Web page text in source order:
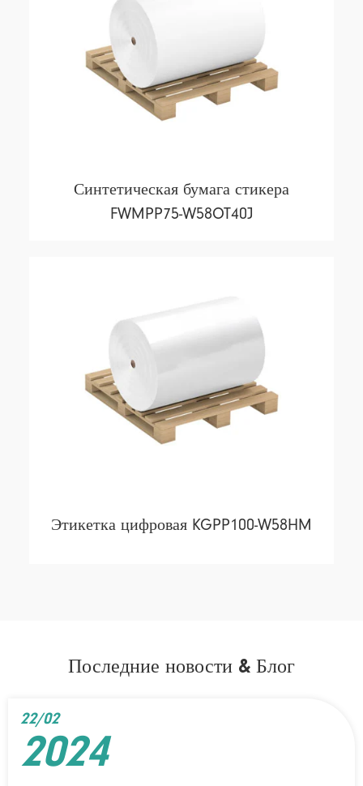
Синтетическая бумага стикера
FWMPP75-W58OT40J
Этикетка цифровая KGPP100-W58HM
Последние новости & Блог
22/02
2024